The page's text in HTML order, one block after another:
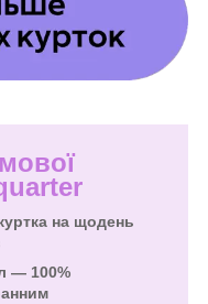
на щодень
— 100%